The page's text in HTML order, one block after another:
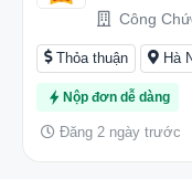
2027Công
Thỏa thuận Hà
Nộp đơn dễ dàng
Đăng 2 ngày trước